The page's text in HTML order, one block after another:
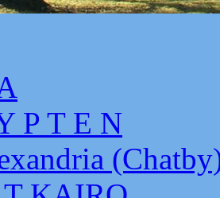
P T E N